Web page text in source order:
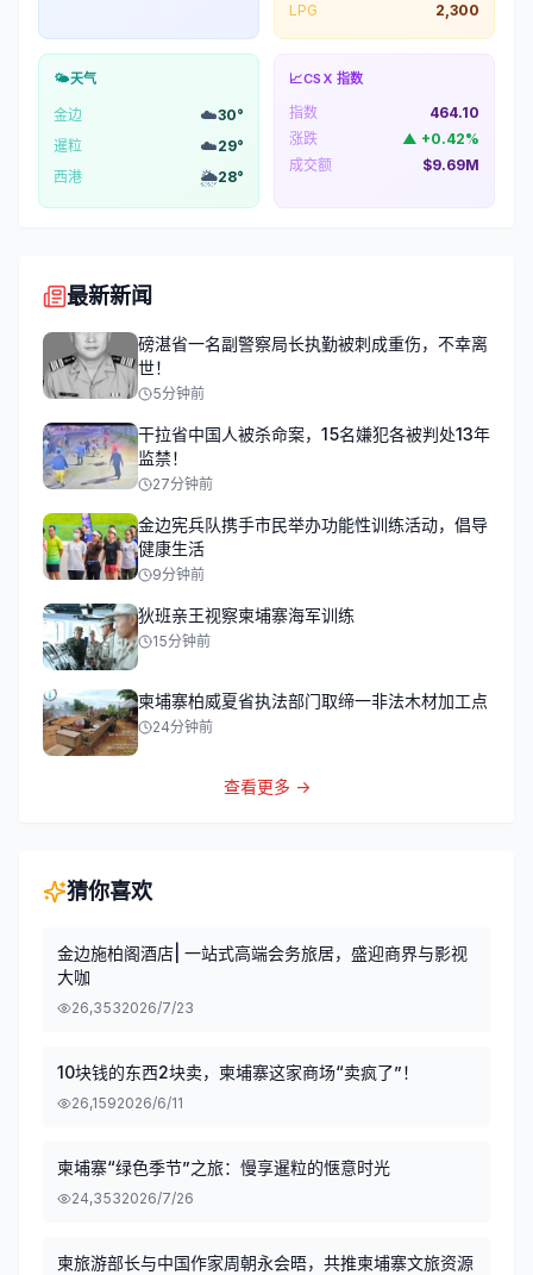
LPG
2,300
🌤️天气
金边 ☁️30°
暹粒
☁️29°
西港
🌦️28°
📈CSX 指数
指数
464.10
涨跌
▲ +0.42%
成交额
$9.69M
最新新闻
磅湛省一名副警察局长执勤被刺成重伤，不幸离
世！
5分钟前
干拉省中国人被杀命案，15名嫌犯各被判处13年
监禁！
27分钟前
金边宪兵队携手市民举办功能性训练活动，倡导
健康生活
9分钟前
狄班亲王视察柬埔寨海军训练
15分钟前
柬埔寨柏威夏省执法部门取缔一非法木材加工点
24分钟前
查看更多 →
猜你喜欢
金边施柏阁酒店| 一站式高端会务旅居，盛迎商界与影视
大咖
26,3532026/7/23
10块钱的东西2块卖，柬埔寨这家商场“卖疯了”！
26,1592026/6/11
柬埔寨“绿色季节”之旅：慢享暹粒的惬意时光
24,3532026/7/26
柬旅游部长与中国作家周朝永会晤，共推柬埔寨文旅资源